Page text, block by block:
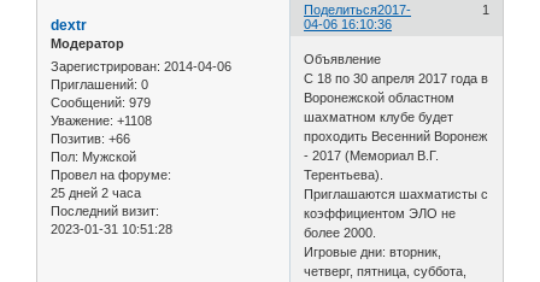
Поделиться 1
2017-
04-06 16:10:36
dextr
Модератор
Зарегистрирован: 2014-04-06
Приглашений: 0
Сообщений: 979
Уважение: +1108
Позитив: +66
Пол: Мужской
Провел на форуме:
25 дней 2 часа
Последний визит:
2023-01-31 10:51:28
Объявление
С 18 по 30 апреля 2017 года в
Воронежской областном
шахматном клубе будет
проходить Весенний Воронеж
- 2017 (Мемориал В.Г.
Терентьева).
Приглашаются шахматисты с
коэффициентом ЭЛО не
более 2000.
Игровые дни: вторник,
четверг, пятница, суббота,